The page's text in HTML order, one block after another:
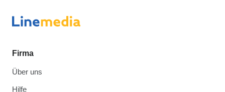
Firma
Über uns
Hilfe